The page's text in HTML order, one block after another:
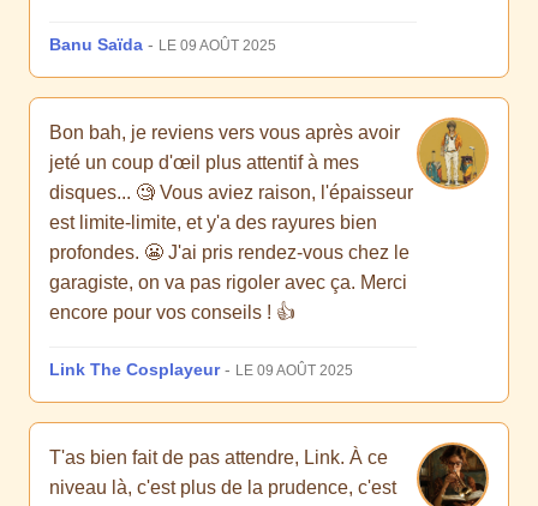
Banu Saïda - LE 09 AOÛT 2025
Bon bah, je reviens vers vous après avoir
jeté un coup d'œil plus attentif à mes
disques... 🧐 Vous aviez raison, l'épaisseur
est limite-limite, et y'a des rayures bien
profondes. 😬 J'ai pris rendez-vous chez le
garagiste, on va pas rigoler avec ça. Merci
encore pour vos conseils ! 👍
Link The Cosplayeur- LE 09 AOÛT 2025
T'as bien fait de pas attendre, Link. À ce
niveau là, c'est plus de la prudence, c'est